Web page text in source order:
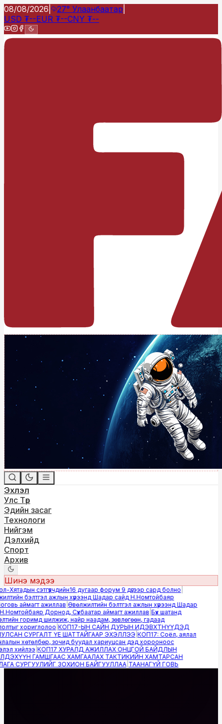
08/08/2026 27° Улаанбаатар
USD ₮--EUR ₮--CNY ₮--
Эхлэл
Улс Төр
Эдийн засаг
Технологи
Нийгэм
Дэлхийд
Спорт
Архив
Шинэ мэдээ
сэтгүүлчдийн16 дугаар форум 9 дүгээр сард болно|
бэлтгэл ажлын хүрээнд Шадар сайд Н.Номтойбаяр
аймагт ажиллав|Өвөлжилтийн бэлтгэл ажлын хүрээнд Шадар
Дорнод, Сүхбаатар аймагт ажиллав|Бүх шатанд
горимд шилжиж, найр наадам, зөвлөгөөн, гадаад
хориглолоо|КОП17-ЫН САЙН ДУРЫН ИДЭВХТНҮҮДЭД
СУРГАЛТ ҮЕ ШАТТАЙГААР ЭХЭЛЛЭЭ|КОП17: Соёл, аялал
хөтөлбөр, зочид буудал хариуцсан дэд хорооноос
хийлээ|КОП17 ХУРАЛД АЖИЛЛАХ ОНЦГОЙ БАЙДЛЫН
ГАМШГААС ХАМГААЛАХ ТАКТИКИЙН ХАМТАРСАН
СУРГУУЛИЙГ ЗОХИОН БАЙГУУЛЛАА|ТААНАГҮЙ ГОВЬ